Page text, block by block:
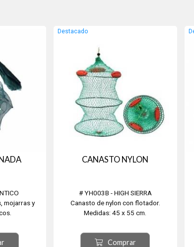
mojarras y
Destacado
CANASTO NYLON
# YH003B - HIGH SIERRA
Canasto de nylon con flotador.
Medidas: 45 x 55 cm.
Comprar